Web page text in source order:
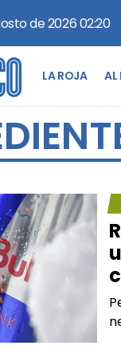
de 2026 02:20
LA ROJA AL